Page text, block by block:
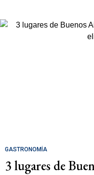
GASTRONOMÍA
3 lugares de